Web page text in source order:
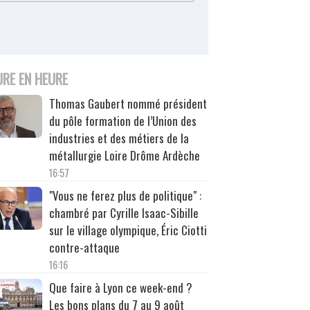
EN HEURE
Thomas Gaubert nommé président
du pôle formation de l’Union des
industries et des métiers de la
métallurgie Loire Drôme Ardèche
16:57
"Vous ne ferez plus de politique" :
chambré par Cyrille Isaac-Sibille
sur le village olympique, Éric Ciotti
contre-attaque
16:16
Que faire à Lyon ce week-end ?
Les bons plans du 7 au 9 août